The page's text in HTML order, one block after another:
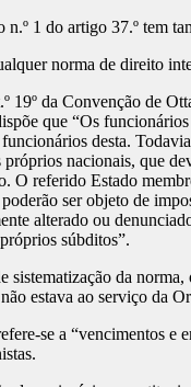
1 do artigo 37.º tem
norma de direito
da Convenção de
que “Os
desta.
nacionais, que
O referido Estado
ser objeto de
alterado ou
súbditos”.
da norma,
estava ao serviço da
se a “vencimentos e